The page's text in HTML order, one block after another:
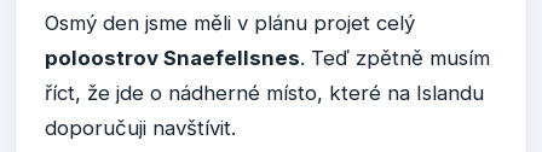
Osmý den jsme měli v plánu projet celý
poloostrov Snaefellsnes. Teď zpětně musím
říct, že jde o nádherné místo, které na Islandu
doporučuji navštívit.